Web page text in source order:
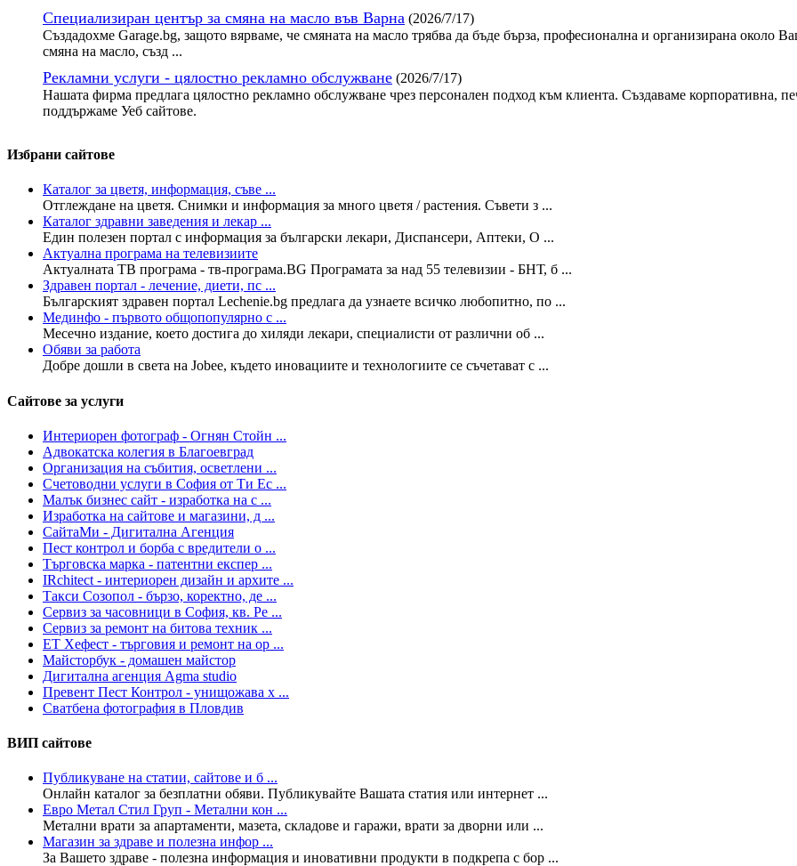
Специализиран център за смяна на масло във Варна (2026/7/17)
Създадохме Garage.bg, защото вярваме, че смяната на масло трябва да бъде бърза, професионална и организирана около
смяна на масло, създ ...
Рекламни услуги - цялостно рекламно обслужване (2026/7/17)
Нашата фирма предлага цялостно рекламно обслужване чрез персонален подход към клиента. Създаваме корпоративна,
поддържаме Уеб сайтове.
Избрани сайтове
Каталог за цветя, информация, съве ...
Отглеждане на цветя. Снимки и информация за много цветя / растения. Съвети з ...
Каталог здравни заведения и лекар ...
Един полезен портал с информация за български лекари, Диспансери, Аптеки, О ...
Актуална програма на телевизиите
Актуалната ТВ програма - тв-програма.BG Програмата за над 55 телевизии - БНТ, б ...
Здравен портал - лечение, диети, пс ...
Българският здравен портал Lechenie.bg предлага да узнаете всичко любопитно, по ...
Мединфо - първото общопопулярно с ...
Месечно издание, което достига до хиляди лекари, специалисти от различни об ...
Обяви за работа
Добре дошли в света на Jobee, където иновациите и технологиите се съчетават с ...
Сайтове за услуги
Интериорен фотограф - Огнян Стойн ...
Адвокатска колегия в Благоевград
Организация на събития, осветлени ...
Счетоводни услуги в София от Ти Ес ...
Малък бизнес сайт - изработка на с ...
Изработка на сайтове и магазини, д ...
СайтаМи - Дигитална Агенция
Пест контрол и борба с вредители о ...
Търговска марка - патентни експер ...
IRchitect - интериорен дизайн и архите ...
Такси Созопол - бързо, коректно, де ...
Сервиз за часовници в София, кв. Ре ...
Сервиз за ремонт на битова техник ...
ЕТ Хефест - търговия и ремонт на ор ...
Майсторбук - домашен майстор
Дигитална агенция Agma studio
Превент Пест Контрол - унищожава х ...
Сватбена фотография в Пловдив
ВИП сайтове
Публикуване на статии, сайтове и б ...
Онлайн каталог за безплатни обяви. Публикувайте Вашата статия или интернет ...
Евро Метал Стил Груп - Метални кон ...
Метални врати за апартаменти, мазета, складове и гаражи, врати за дворни или ...
Магазин за здраве и полезна инфор ...
За Вашето здраве - полезна информация и иновативни продукти в подкрепа с бор ...